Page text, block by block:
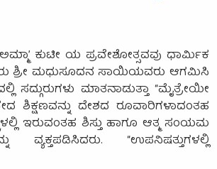
ಕುಟೀ ಯ ಪ್ರವೇಶೋತ್ಸವವು ಧಾರ್ಮಿಕ
ಶ್ರೀ ಮಧುಸೂದನ ಸಾಯಿಯವರು ಆಗಮಿಸಿ
ಮಾತನಾಡುತ್ತಾ “ಮೈತ್ರೇಯೀ
ಶಿಕ್ಷಣವನ್ನು ದೇಶದ ರೂವಾರಿಗಳಾದಂತಹ
ಇರುವಂತಹ ಶಿಸ್ತು ಹಾಗೂ ಆತ್ಮ ಸಂಯಮ
“ಉಪನಿಷತ್ತುಗಳಲ್ಲಿ